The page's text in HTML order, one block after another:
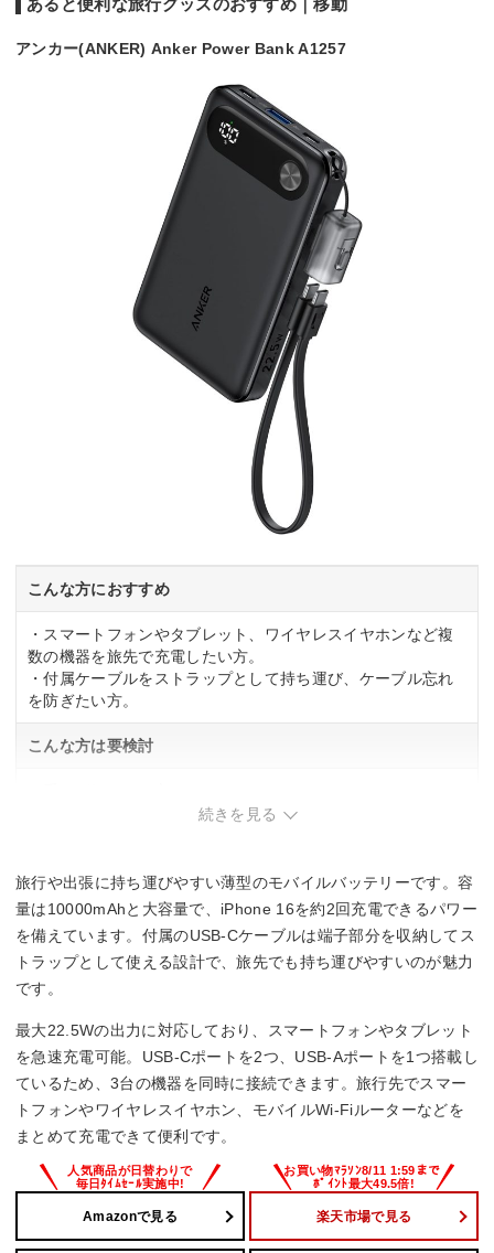
アンカー(ANKER) Anker Power Bank A1257
こんな方におすすめ
・スマートフォンやタブレット、ワイヤレスイヤホンなど複
数の機器を旅先で充電したい方。
・付属ケーブルをストラップとして持ち運び、ケーブル忘れ
を防ぎたい方。
こんな方は要検討
続きを見る
旅行や出張に持ち運びやすい薄型のモバイルバッテリーです。容
量は10000mAhと大容量で、iPhone 16を約2回充電できるパワー
を備えています。付属のUSB-Cケーブルは端子部分を収納してス
トラップとして使える設計で、旅先でも持ち運びやすいのが魅力
です。
最大22.5Wの出力に対応しており、スマートフォンやタブレット
を急速充電可能。USB-Cポートを2つ、USB-Aポートを1つ搭載し
ているため、3台の機器を同時に接続できます。旅行先でスマー
トフォンやワイヤレスイヤホン、モバイルWi-Fiルーターなどを
まとめて充電できて便利です。
Amazonで見る 楽天市場で見る